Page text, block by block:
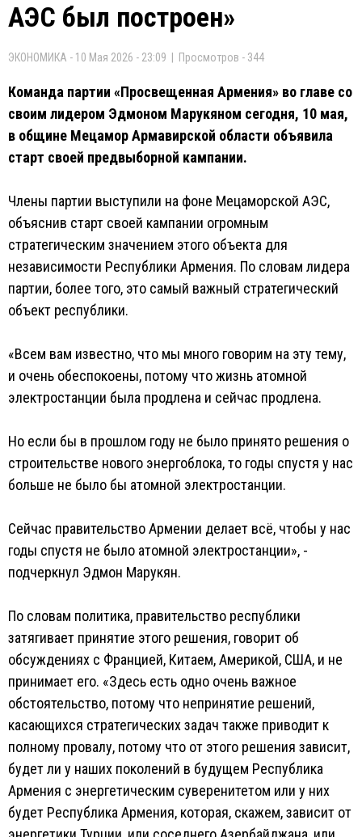
АЭС был построен»
ЭКОНОМИКА - 10 Мая 2026 - 23:09 | Просмотров - 344
Команда партии «Просвещенная Армения» во главе со
своим лидером Эдмоном Марукяном сегодня, 10 мая,
в общине Мецамор Армавирской области объявила
старт своей предвыборной кампании.
Члены партии выступили на фоне Мецаморской АЭС,
объяснив старт своей кампании огромным
стратегическим значением этого объекта для
независимости Республики Армения. По словам лидера
партии, более того, это самый важный стратегический
объект республики.
«Всем вам известно, что мы много говорим на эту тему,
и очень обеспокоены, потому что жизнь атомной
электростанции была продлена и сейчас продлена.
Но если бы в прошлом году не было принято решения о
строительстве нового энергоблока, то годы спустя у нас
больше не было бы атомной электростанции.
Сейчас правительство Армении делает всё, чтобы у нас
годы спустя не было атомной электростанции», -
подчеркнул Эдмон Марукян.
По словам политика, правительство республики
затягивает принятие этого решения, говорит об
обсуждениях с Францией, Китаем, Америкой, США, и не
принимает его. «Здесь есть одно очень важное
обстоятельство, потому что непринятие решений,
касающихся стратегических задач также приводит к
полному провалу, потому что от этого решения зависит,
будет ли у наших поколений в будущем Республика
Армения с энергетическим суверенитетом или у них
будет Республика Армения, которая, скажем, зависит от